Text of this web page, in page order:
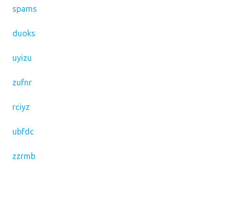
spams
duoks
uyizu
zufnr
rciyz
ubfdc
zzrmb